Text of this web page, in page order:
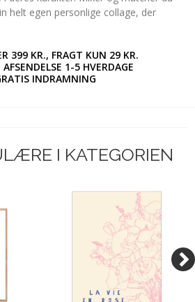
helt egen personlige collage, der
399 KR., FRAGT KUN 29 KR.
1-5 HVERDAGE
INDRAMNING
I KATEGORIEN